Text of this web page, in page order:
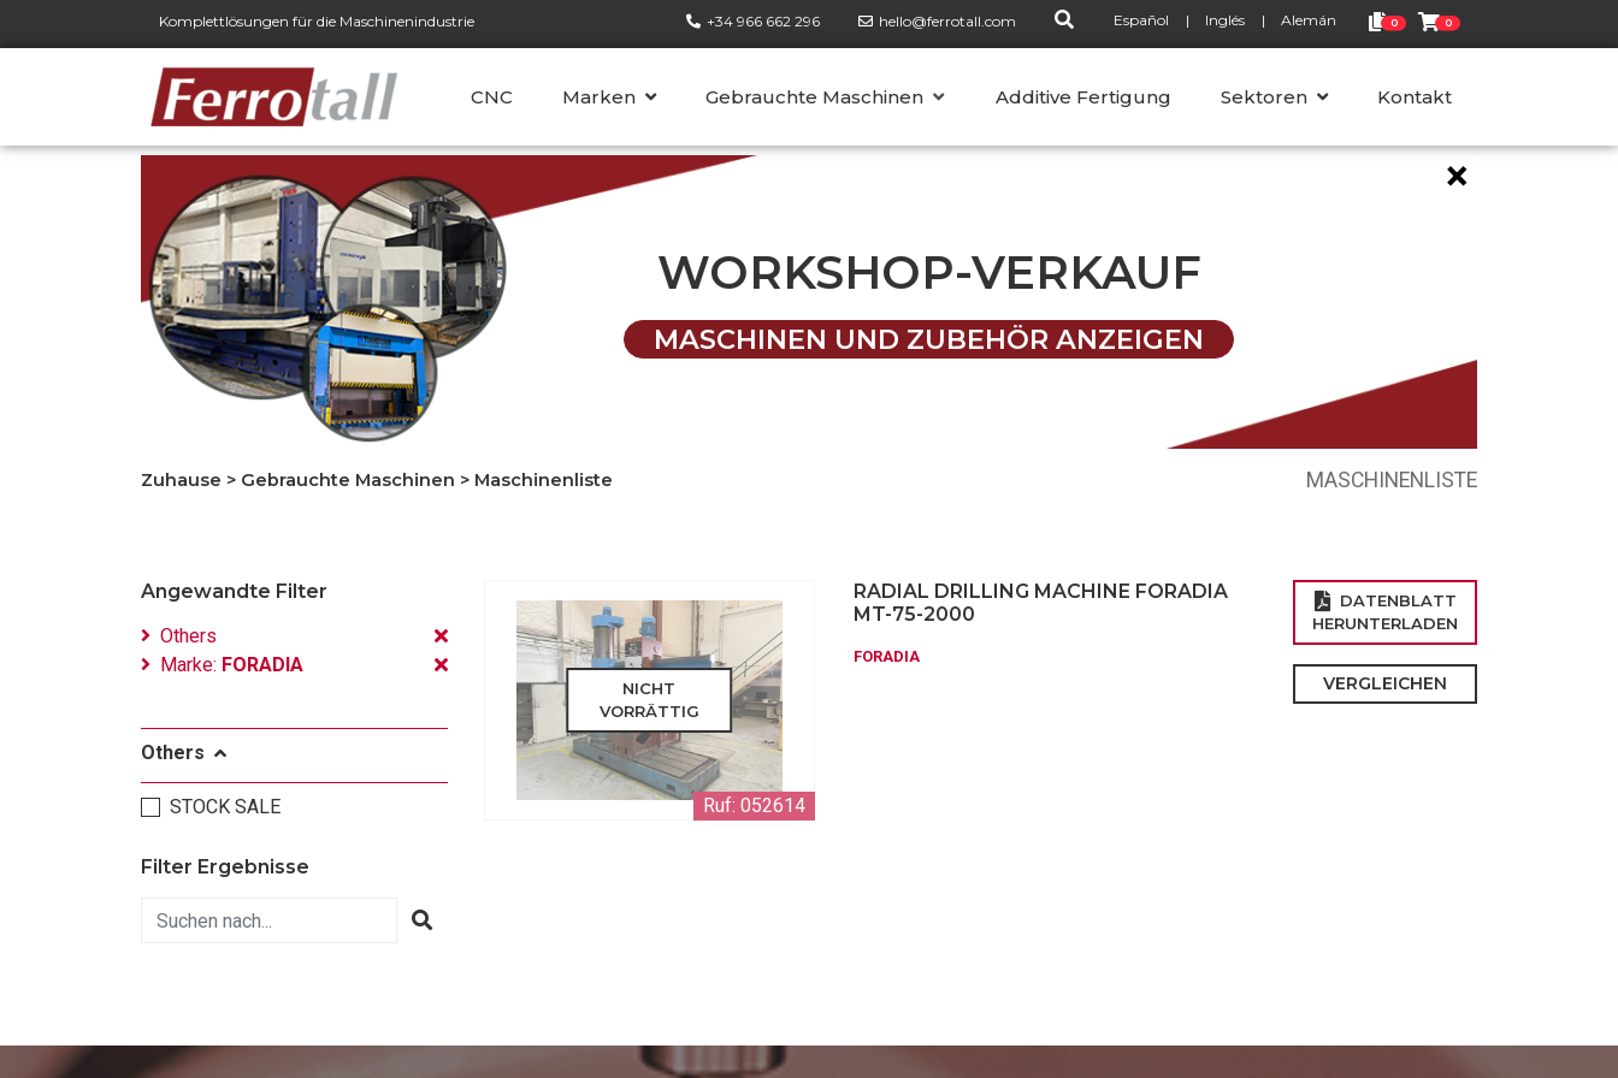
CNC Marken Gebrauchte MaschinenKATEGORIENAdditive Fertigung Sektoren Kontakt
Komplettlösungen für die Maschinenindustrie +34 966 662 296 hello@ferrotall.com Español Inglés Alemán 0 0
×
WORKSHOP-VERKAUF
MASCHINEN UND ZUBEHÖR ANZEIGEN
Zuhause > Gebrauchte Maschinen > Maschinenliste MASCHINENLISTE
Ruf: 052614
NICHT
VORRÄTTIG
RADIAL DRILLING MACHINE FORADIA
MT-75-2000
FORADIA
DATENBLATT
HERUNTERLADEN
VERGLEICHEN
Angewandte Filter
Others
Marke: FORADIA
Others
STOCK SALE
Filter Ergebnisse